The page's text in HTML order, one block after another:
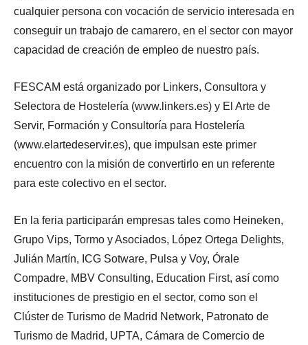
cualquier persona con vocación de servicio interesada en
conseguir un trabajo de camarero, en el sector con mayor
capacidad de creación de empleo de nuestro país.
FESCAM está organizado por Linkers, Consultora y
Selectora de Hostelería (www.linkers.es) y El Arte de
Servir, Formación y Consultoría para Hostelería
(www.elartedeservir.es), que impulsan este primer
encuentro con la misión de convertirlo en un referente
para este colectivo en el sector.
En la feria participarán empresas tales como Heineken,
Grupo Vips, Tormo y Asociados, López Ortega Delights,
Julián Martín, ICG Sotware, Pulsa y Voy, Órale
Compadre, MBV Consulting, Education First, así como
instituciones de prestigio en el sector, como son el
Clúster de Turismo de Madrid Network, Patronato de
Turismo de Madrid, UPTA, Cámara de Comercio de